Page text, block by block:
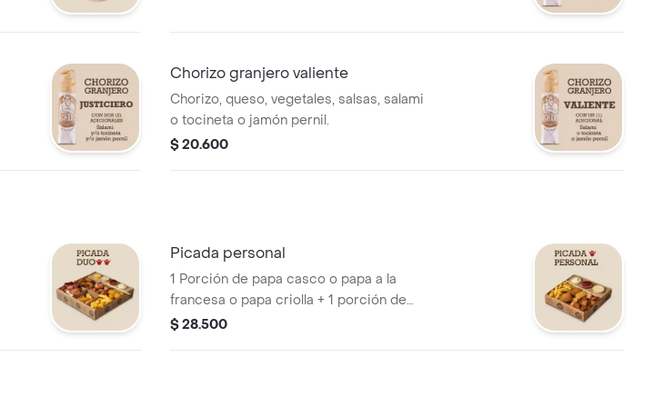
Chorizo granjero valiente
Chorizo, queso, vegetales, salsas, salami
o tocineta o jamón pernil.
$ 20.600
Picada personal
1 Porción de papa casco o papa a la
francesa o papa criolla + 1 porción de
salchibolita o choribolita + 1 pincho
$ 28.500